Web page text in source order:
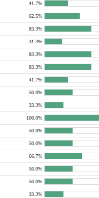
41.7%
62.5%
83.3%
31.3%
83.3%
83.3%
41.7%
50.0%
33.3%
100.0%
50.0%
50.0%
66.7%
50.0%
50.0%
33.3%